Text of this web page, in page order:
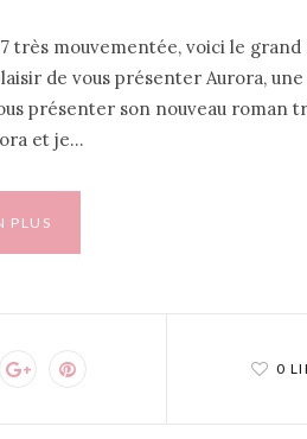
très mouvementée, voici le
de vous présenter Aurora,
présenter son nouveau roman
et je…
PLUS
0